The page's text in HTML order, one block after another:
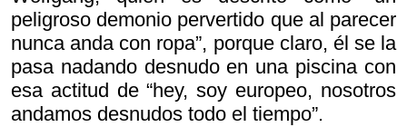
peligroso demonio pervertido que al parecer
nunca anda con ropa”, porque claro, él se la
pasa nadando desnudo en una piscina con
esa actitud de “hey, soy europeo, nosotros
andamos desnudos todo el tiempo”.